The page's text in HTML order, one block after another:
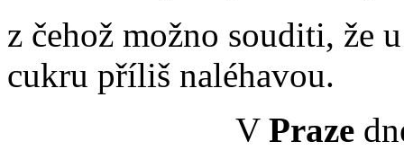
z čehož možno souditi, že
cukru příliš naléhavou.
V Praze